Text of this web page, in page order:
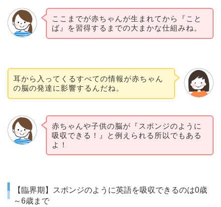
ここまでが赤ちゃんが生まれてから『こと
ば』を習得するまでの大まかな仕組みね。
耳から入ってくるすべての情報が赤ちゃん
の脳の発達に影響するんだね。
赤ちゃんや子供の脳が『スポンジのように
吸収できる！』と例えられる所以でもある
よ！
【臨界期】スポンジのように英語を吸収できるのは0歳
～6歳まで